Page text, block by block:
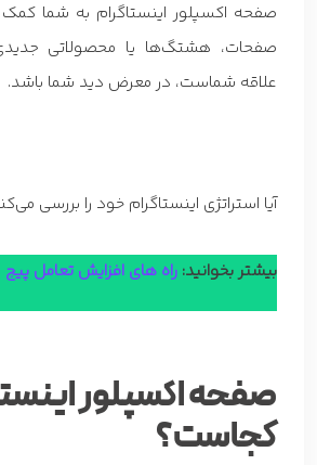
صفحه اکسپلور اینستاگرام به شما
صفحات، هشتگ‌ها یا محصولاتی جدیدی
علاقه شماست، در معرض دید شما باشد.
آیا استراتژی اینستاگرام خود را بررسی
بیشتر بخوانید: راه های افزایش تعامل پیج
صفحه اکسپلور
کجاست؟